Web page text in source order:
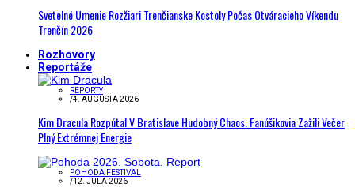
Svetelné Umenie Rozžiari Trenčianske Kostoly Počas Otváracieho Víkendu
Trenčín 2026
Rozhovory
Reportáže
REPORTY
/4. AUGUSTA 2026
Kim Dracula Rozpútal V Bratislave Hudobný Chaos. Fanúšikovia Zažili Večer
Plný Extrémnej Energie
POHODA FESTIVAL
/12. JÚLA 2026